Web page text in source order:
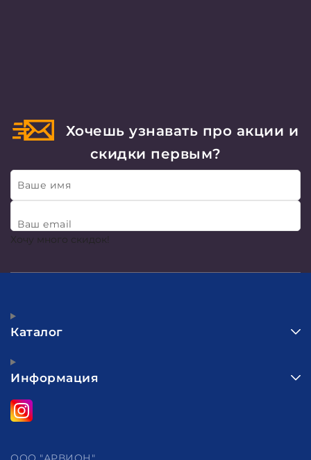
Хочешь узнавать про акции и
скидки первым?
Ваше имя
Ваш email
Хочу много скидок!
Каталог
Информация